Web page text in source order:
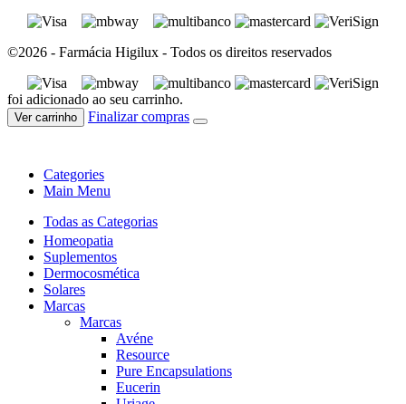
©2026 - Farmácia Higilux - Todos os direitos reservados
foi adicionado ao seu carrinho.
Ver carrinho Finalizar compras
Categories
Main Menu
Todas as Categorias
Homeopatia
Suplementos
Dermocosmética
Solares
Marcas
Marcas
Avéne
Resource
Pure Encapsulations
Eucerin